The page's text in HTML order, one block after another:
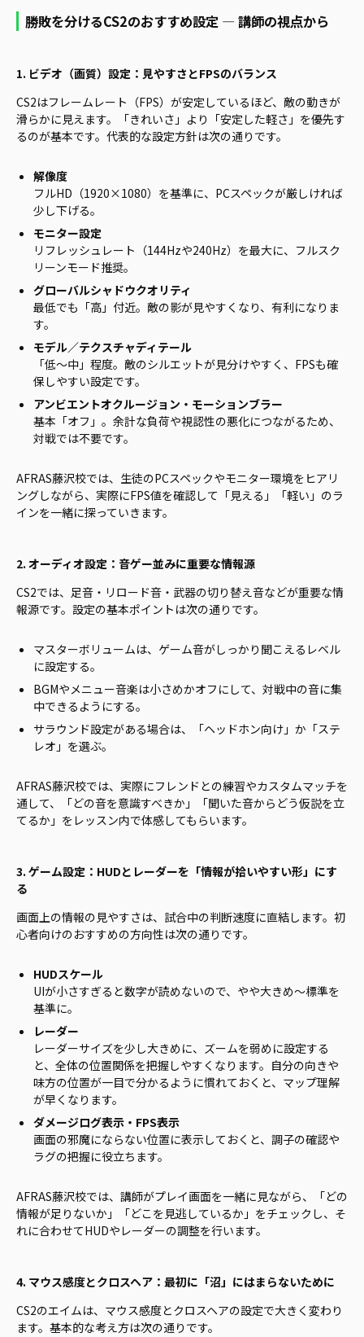
勝敗を分けるCS2のおすすめ設定 ― 講師の視点から
1. ビデオ（画質）設定：見やすさとFPSのバランス
CS2はフレームレート（FPS）が安定しているほど、敵の動きが
滑らかに見えます。「きれいさ」より「安定した軽さ」を優先す
るのが基本です。代表的な設定方針は次の通りです。
解像度
フルHD（1920×1080）を基準に、PCスペックが厳しければ
少し下げる。
モニター設定
リフレッシュレート（144Hzや240Hz）を最大に、フルスク
リーンモード推奨。
グローバルシャドウクオリティ
最低でも「高」付近。敵の影が見やすくなり、有利になりま
す。
モデル／テクスチャディテール
「低〜中」程度。敵のシルエットが見分けやすく、FPSも確
保しやすい設定です。
アンビエントオクルージョン・モーションブラー
基本「オフ」。余計な負荷や視認性の悪化につながるため、
対戦では不要です。
AFRAS藤沢校では、生徒のPCスペックやモニター環境をヒアリ
ングしながら、実際にFPS値を確認して「見える」「軽い」のラ
インを一緒に探っていきます。
2. オーディオ設定：音ゲー並みに重要な情報源
CS2では、足音・リロード音・武器の切り替え音などが重要な情
報源です。設定の基本ポイントは次の通りです。
マスターボリュームは、ゲーム音がしっかり聞こえるレベル
に設定する。
BGMやメニュー音楽は小さめかオフにして、対戦中の音に集
中できるようにする。
サラウンド設定がある場合は、「ヘッドホン向け」か「ステ
レオ」を選ぶ。
AFRAS藤沢校では、実際にフレンドとの練習やカスタムマッチを
通して、「どの音を意識すべきか」「聞いた音からどう仮説を立
てるか」をレッスン内で体感してもらいます。
3. ゲーム設定：HUDとレーダーを「情報が拾いやすい形」にす
る
画面上の情報の見やすさは、試合中の判断速度に直結します。初
心者向けのおすすめの方向性は次の通りです。
HUDスケール
UIが小さすぎると数字が読めないので、やや大きめ〜標準を
基準に。
レーダー
レーダーサイズを少し大きめに、ズームを弱めに設定する
と、全体の位置関係を把握しやすくなります。自分の向きや
味方の位置が一目で分かるように慣れておくと、マップ理解
が早くなります。
ダメージログ表示・FPS表示
画面の邪魔にならない位置に表示しておくと、調子の確認や
ラグの把握に役立ちます。
AFRAS藤沢校では、講師がプレイ画面を一緒に見ながら、「どの
情報が足りないか」「どこを見逃しているか」をチェックし、そ
れに合わせてHUDやレーダーの調整を行います。
4. マウス感度とクロスヘア：最初に「沼」にはまらないために
CS2のエイムは、マウス感度とクロスヘアの設定で大きく変わり
ます。基本的な考え方は次の通りです。